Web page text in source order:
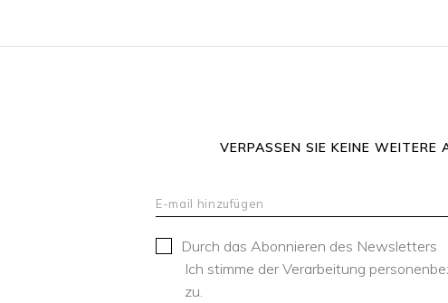
VERPASSEN SIE KEINE WEITERE
Durch das Abonnieren des Newsletters
Ich stimme der Verarbeitung
zu.